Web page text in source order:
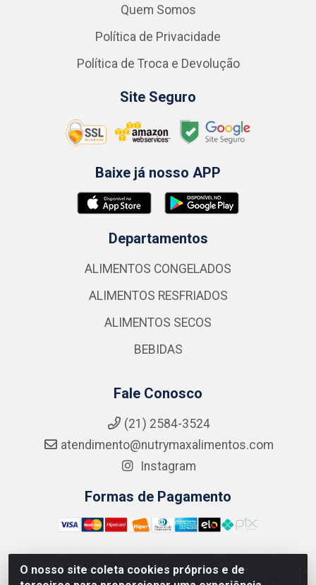
O nosso site coleta cookies próprios e de
Quem Somos
Política de Privacidade
Política de Troca e Devolução
Site Seguro
Baixe já nosso APP
Departamentos
ALIMENTOS CONGELADOS
ALIMENTOS RESFRIADOS
ALIMENTOS SECOS
BEBIDAS
Fale Conosco
(21) 2584-3524
atendimento@nutrymaxalimentos.com
Instagram
Formas de Pagamento
NUTRY MAX COMÉRCIO DE PRODUTOS ALIMENTICIOS